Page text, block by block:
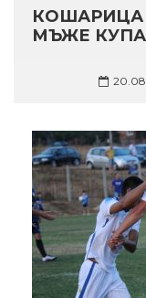
КОШАРИЦА
МЪЖЕ